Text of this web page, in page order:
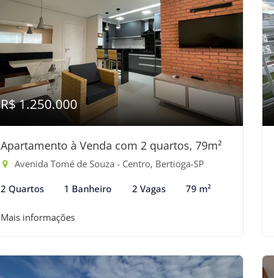
R$ 1.250.000
Apartamento à Venda com 2 quartos, 79m²
Avenida Tomé de Souza - Centro, Bertioga-SP
2 Quartos 1 Banheiro 2 Vagas 79 m²
Mais informações